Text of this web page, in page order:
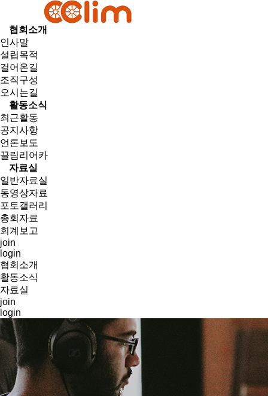
협회소개
인사말
설립목적
걸어온길
조직구성
오시는길
활동소식
최근활동
공지사항
언론보도
끌림리어카
자료실
일반자료실
동영상자료
포토갤러리
총회자료
회계보고
join
login
협회소개
활동소식
자료실
join
login